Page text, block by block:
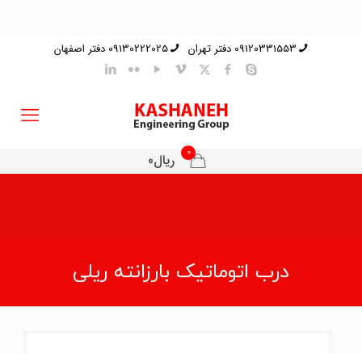
09120331553 دفتر تهران 09130222025 دفتر اصفهان
0 ریال0
درب اتوماتیک بارزانته ریلی